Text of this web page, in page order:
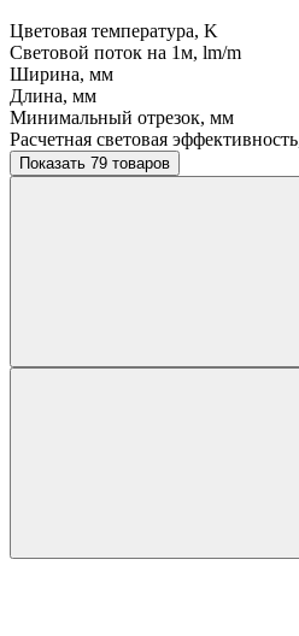
Цветовая температура, K
Световой поток на 1м, lm/m
Ширина, мм
Длина, мм
Минимальный отрезок, мм
Расчетная световая
Показать 79 товаров